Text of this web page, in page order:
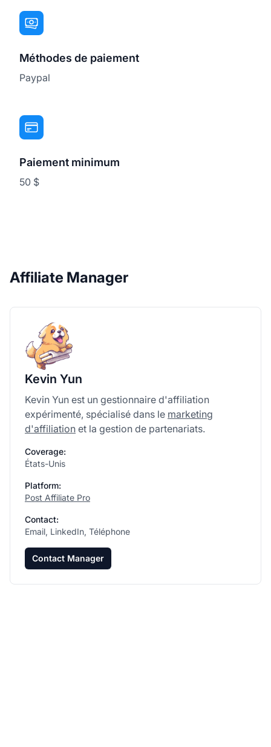
Méthodes de paiement
Paypal
Paiement minimum
50 $
Affiliate Manager
Kevin Yun
Kevin Yun est un gestionnaire d'affiliation
expérimenté, spécialisé dans le marketing
d'affiliation et la gestion de partenariats.
Coverage:
États-Unis
Platform:
Post Affiliate Pro
Contact:
Email, LinkedIn, Téléphone
Contact Manager